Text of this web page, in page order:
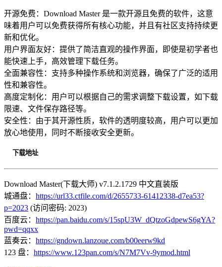
开源免费：Download Master 是一款开源且免费的软件，这意
味着用户可以免费获得所有核心功能，并且有社区支持持续更
新和优化。
用户界面友好：提供了简洁直观的操作界面，即使是初学者也
能快速上手，高效管理下载任务。
全面兼容性：支持多种操作系统和浏览器，确保了广泛的适用
性和兼容性。
高度定制化：用户可以根据自己的需求调整下载设置，如下载
限速、文件保存路径等。
安全性：由于其开源性质，软件的透明度较高，用户可以更加
放心地使用，同时不断接收安全更新。
下载地址
Download Master(下载大师) v7.1.2.1729 中文直装版
城通盘： https://url33.ctfile.com/d/2655733-61412338-d7ea53?
p=2023 (访问密码: 2023)
百度云： https://pan.baidu.com/s/15spU3W_dQtzoGdpewS6gYA?
pwd=qqxx
蓝奏云： https://gndown.lanzoue.com/b00eerw9kd
123 盘： https://www.123pan.com/s/N7M7Vv-9ymod.html